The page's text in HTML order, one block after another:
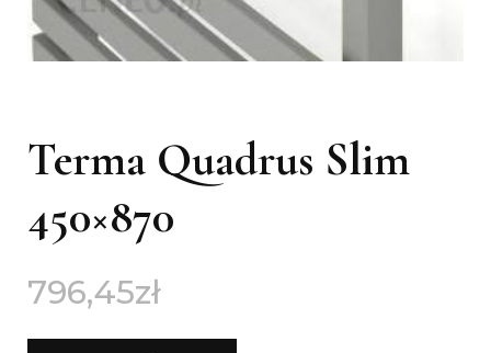
Terma Quadrus Slim
450×870
796,45zł